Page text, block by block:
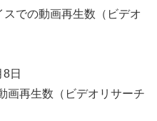
での動画再生数（ビデオ
日
画再⽣数（ビデオリサーチ